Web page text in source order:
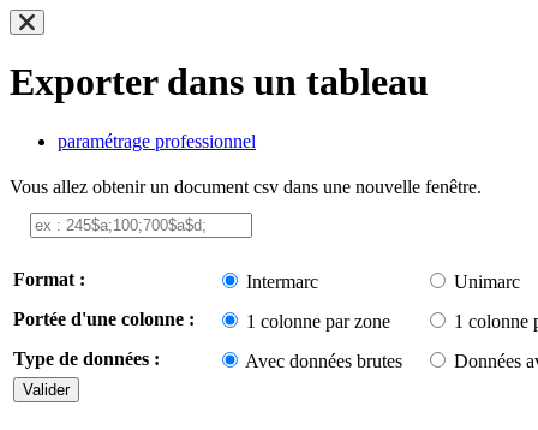
Exporter dans un tableau
paramétrage professionnel
Vous allez obtenir un document csv dans une nouvelle fenêtre.
Format : Intermarc
Unimarc
Portée d'une colonne :
1 colonne par zone
1 colonne
Type de données :
Avec données brutes Données